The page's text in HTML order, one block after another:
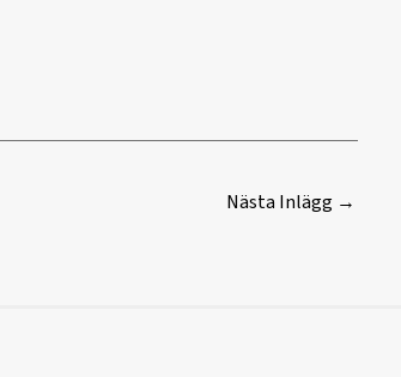
Nästa Inlägg →